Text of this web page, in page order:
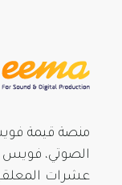
منصة قيمة
الصوتي، فويس
عشرات